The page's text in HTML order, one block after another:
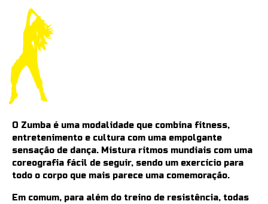
O Zumba é uma modalidade que combina fitness,
entretenimento e cultura com uma empolgante
sensação de dança. Mistura ritmos mundiais com uma
coreografia fácil de seguir, sendo um exercício para
todo o corpo que mais parece uma comemoração.
Em comum, para além do treino de resistência, todas